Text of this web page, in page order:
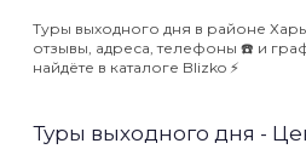
Туры выходного дня в районе
отзывы, адреса, телефоны ☎️ и
найдёте в каталоге Blizko ⚡️
Туры выходного дня -